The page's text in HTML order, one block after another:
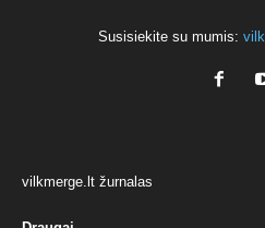
Susisiekite su mumis:
vilkmerge.lt žurnalas